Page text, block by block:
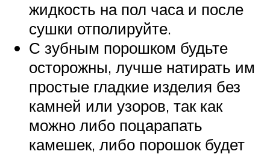
жидкость на пол часа и после
сушки отполируйте.
С зубным порошком будьте
осторожны, лучше натирать им
простые гладкие изделия без
камней или узоров, так как
можно либо поцарапать
камешек, либо порошок будет